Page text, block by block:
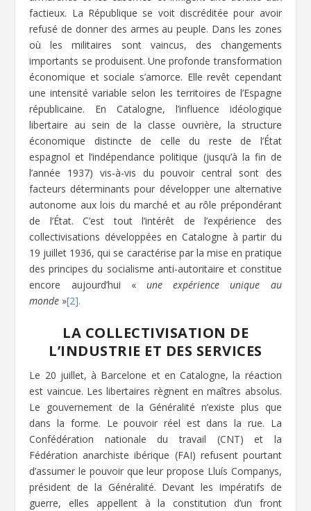
factieux. La République se voit discréditée pour avoir
refusé de donner des armes au peuple. Dans les zones
où les militaires sont vaincus, des changements
importants se produisent. Une profonde transformation
économique et sociale s’amorce. Elle revêt cependant
une intensité variable selon les territoires de l’Espagne
républicaine. En Catalogne, l’influence idéologique
libertaire au sein de la classe ouvrière, la structure
économique distincte de celle du reste de l’État
espagnol et l’indépendance politique (jusqu’à la fin de
l’année 1937) vis-à-vis du pouvoir central sont des
facteurs déterminants pour développer une alternative
autonome aux lois du marché et au rôle prépondérant
de l’État. C’est tout l’intérêt de l’expérience des
collectivisations développées en Catalogne à partir du
19 juillet 1936, qui se caractérise par la mise en pratique
des principes du socialisme anti-autoritaire et constitue
encore aujourd’hui « une expérience
unique au
monde »[2].
LA COLLECTIVISATION DE
L’INDUSTRIE ET DES SERVICES
Le 20 juillet, à Barcelone et en Catalogne, la réaction
est vaincue. Les libertaires règnent en maîtres absolus.
Le gouvernement de la Généralité n’existe plus que
dans la forme. Le pouvoir réel est dans la rue. La
Confédération nationale du travail (CNT) et la
Fédération anarchiste ibérique (FAI) refusent pourtant
d’assumer le pouvoir que leur propose Lluís Companys,
président de la Généralité. Devant les impératifs de
guerre, elles appellent à la constitution d’un front